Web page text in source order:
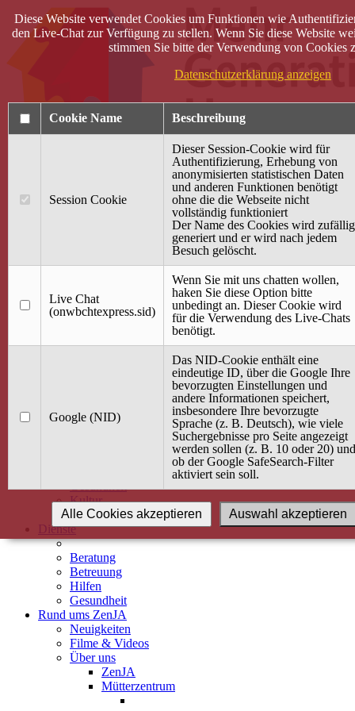
40 Jahre Mütterzentrum
Terminkalender
Gemeinsam aktiv
Gemeinsam unterwegs
wirFAIRändern
Angebot / Kurs suchen
Babybauch & Elternschaft
Gesundheit
Kultur
Alle Kurse
Dienste
Beratung
Betreuung
Hilfen
Gesundheit
Rund ums ZenJA
Neuigkeiten
Filme & Videos
Über uns
ZenJA
Mütterzentrum
Diese Website verwendet Cookies um Funktionen wie
den Live-Chat zur Verfügung zu stellen. Wenn Sie diese Website
stimmen Sie bitte der Verwendung von Cookies
Datenschutzerklärung anzeigen
Cookie Name Beschreibung
Session Cookie
Dieser Session-Cookie wird für
Authentifizierung, Erhebung von
anonymisierten statistischen Daten
und anderen Funktionen benötigt
ohne die die Webseite nicht
vollständig funktioniert
Der Name des Cookies wird zufällig
generiert und er wird nach jedem
Besuch gelöscht.
Live Chat
(onwbchtexpress.sid)
Wenn Sie mit uns chatten wollen,
haken Sie diese Option bitte
unbedingt an. Dieser Cookie wird
für die Verwendung des Live-Chats
benötigt.
Google (NID)
Das NID-Cookie enthält eine
eindeutige ID, über die Google Ihre
bevorzugten Einstellungen und
andere Informationen speichert,
insbesondere Ihre bevorzugte
Sprache (z. B. Deutsch), wie viele
Suchergebnisse pro Seite angezeigt
werden sollen (z. B. 10 oder 20) und
ob der Google SafeSearch-Filter
aktiviert sein soll.
Auswahl akzeptieren
Alle Cookies akzeptieren